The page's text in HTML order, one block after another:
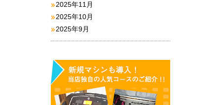
2025年11月
2025年10月
2025年9月